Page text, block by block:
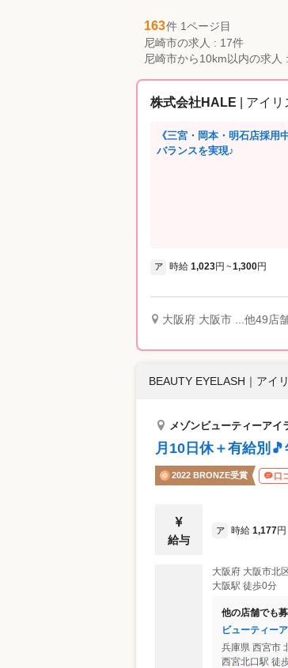
163件 1ページ目
尼崎市の求人 : 17件
尼崎市から10km以内の求人
株式会社HALE | アイ
《三宮・岡本・明石店採
バランスを実現♪
ア 時給 1,023円 ~1,300円
大阪府 大阪市 ...他49店
BEAUTY EYELASH ｜ アイ
メゾンビューティーア
月10日休＋有給別
2022 BRONZE受賞 口
給与
ア 時給 1,177円
大阪府 大阪市北
大阪駅 徒歩0分
他の店舗でも
ビューティー
兵庫県 西宮市
西宮北口駅 徒